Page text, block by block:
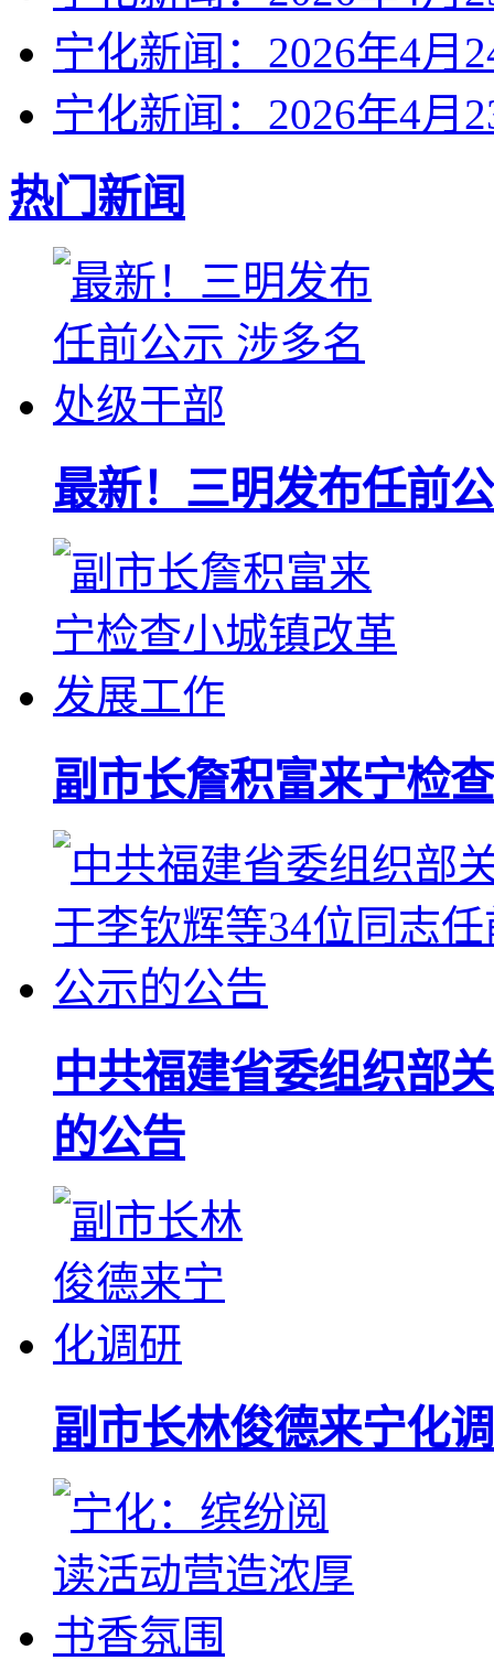
宁化新闻：2026年4月
宁化新闻：2026年4月
热门新闻
最新！三明发布任前
副市长詹积富来宁检
中共福建省委组织部
的公告
副市长林俊德来宁化